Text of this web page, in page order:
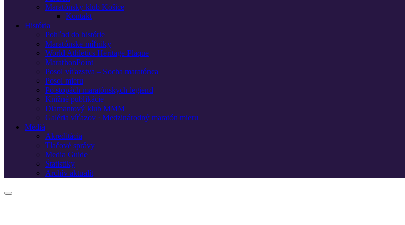
Maratónsky klub Košice
Kontakt
História
Pohľad do histórie
Maratónske míľniky
World Athletics Heritage Plaque
MarathonPoint
Posol víťazstva – Socha maratónca
Posol mieru
Po stopách maratónskych legiend
Knižné publikácie
Diamantový klub MMM
Galéria víťazov · Medzinárodný maratón mieru
Médiá
Akreditácia
Tlačové správy
Media Guide
Štatistiky
Archív aktualít